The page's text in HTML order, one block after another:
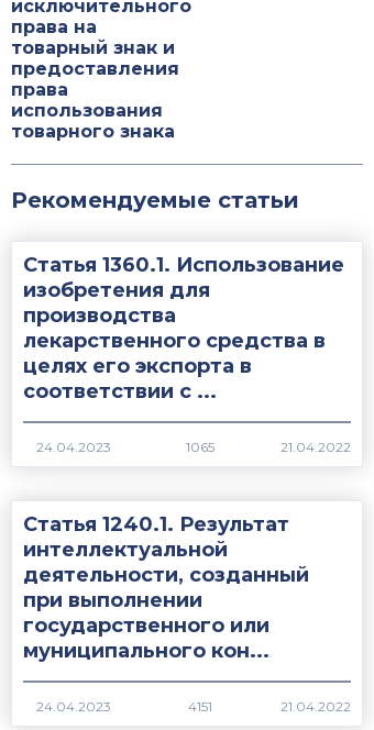
исключительного
права на
товарный знак и
предоставления
права
использования
товарного знака
Рекомендуемые статьи
Статья 1360.1. Использование
изобретения для
производства
лекарственного средства в
целях его экспорта в
соответствии с ...
1065
Статья 1240.1. Результат
интеллектуальной
деятельности, созданный
при выполнении
государственного или
муниципального кон...
4151